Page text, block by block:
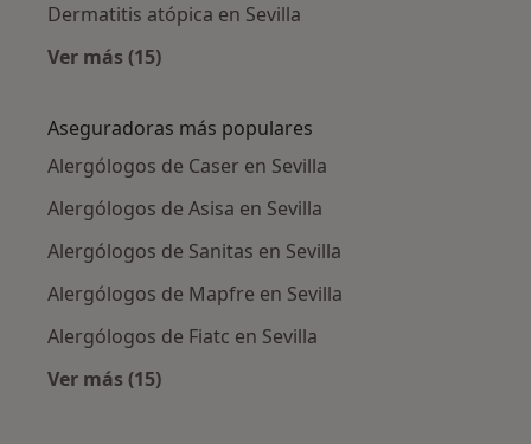
Dermatitis atópica en Sevilla
Ver más (15)
Aseguradoras más populares
Alergólogos de Caser en Sevilla
Alergólogos de Asisa en Sevilla
Alergólogos de Sanitas en Sevilla
Alergólogos de Mapfre en Sevilla
Alergólogos de Fiatc en Sevilla
Ver más (15)